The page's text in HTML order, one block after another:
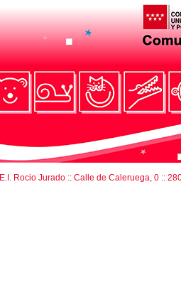
E.I. Rocio Jurado :: Calle de Caleruega, 0